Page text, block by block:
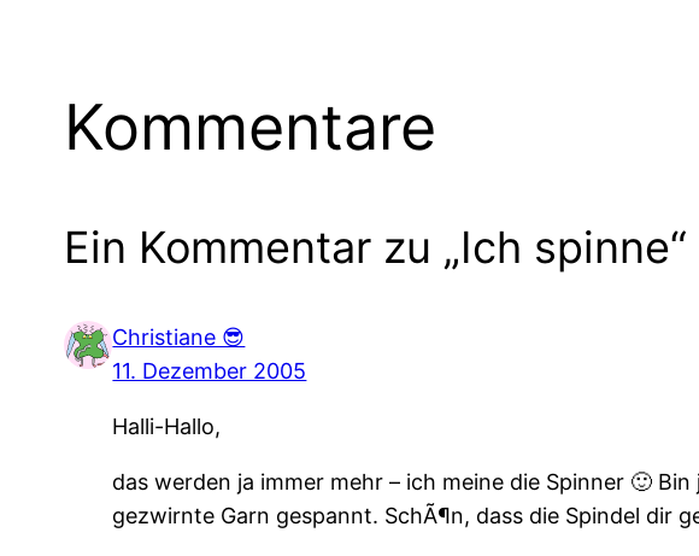
Kommentare
Ein Kommentar zu „Ich spinne“
Christiane 😎
11. Dezember 2005
Halli-Hallo,
das werden ja immer mehr – ich meine die Spinner 🙂
gezwirnte Garn gespannt. SchÃ¶n, dass die Spindel dir